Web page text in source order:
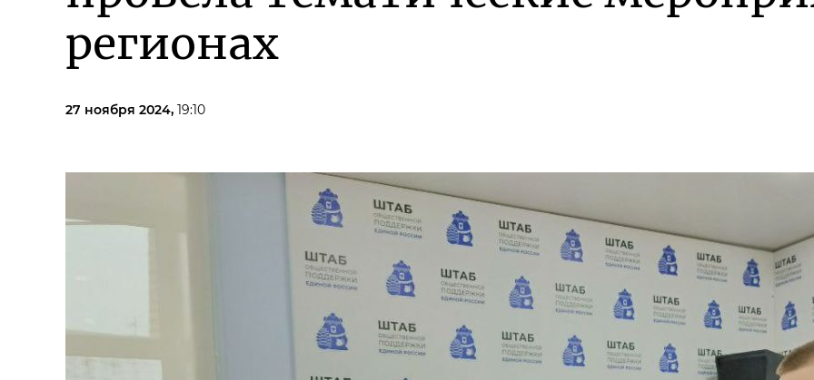
регионах
27 ноября 2024, 19:10